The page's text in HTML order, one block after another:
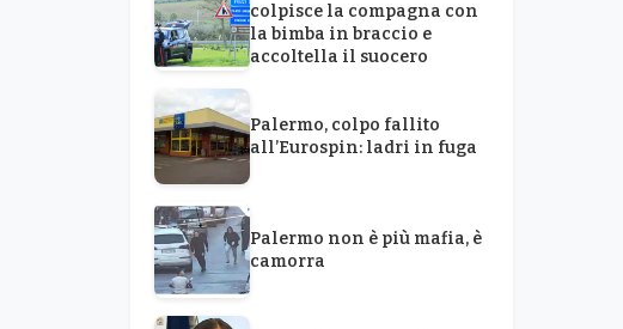
colpisce la compagna con
la bimba in braccio e
accoltella il suocero
Palermo, colpo fallito
all’Eurospin: ladri in fuga
Palermo non è più mafia, è
camorra